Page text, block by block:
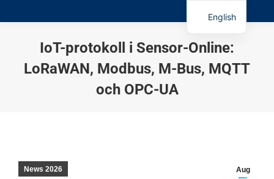
IoT-protokoll i Sensor-Online:
LoRaWAN, Modbus, M-Bus, MQTT
och OPC-UA
Aug
News 2026
English